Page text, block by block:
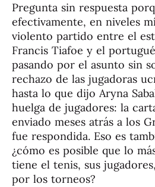
Pregunta sin respuesta
efectivamente, en niveles
violento partido entre el
Francis Tiafoe y el
pasando por el asunto sin
rechazo de las jugadoras
hasta lo que dijo Aryna
huelga de jugadores: la
enviado meses atrás a los
fue respondida. Eso es
¿cómo es posible que lo
tiene el tenis, sus
por los torneos?